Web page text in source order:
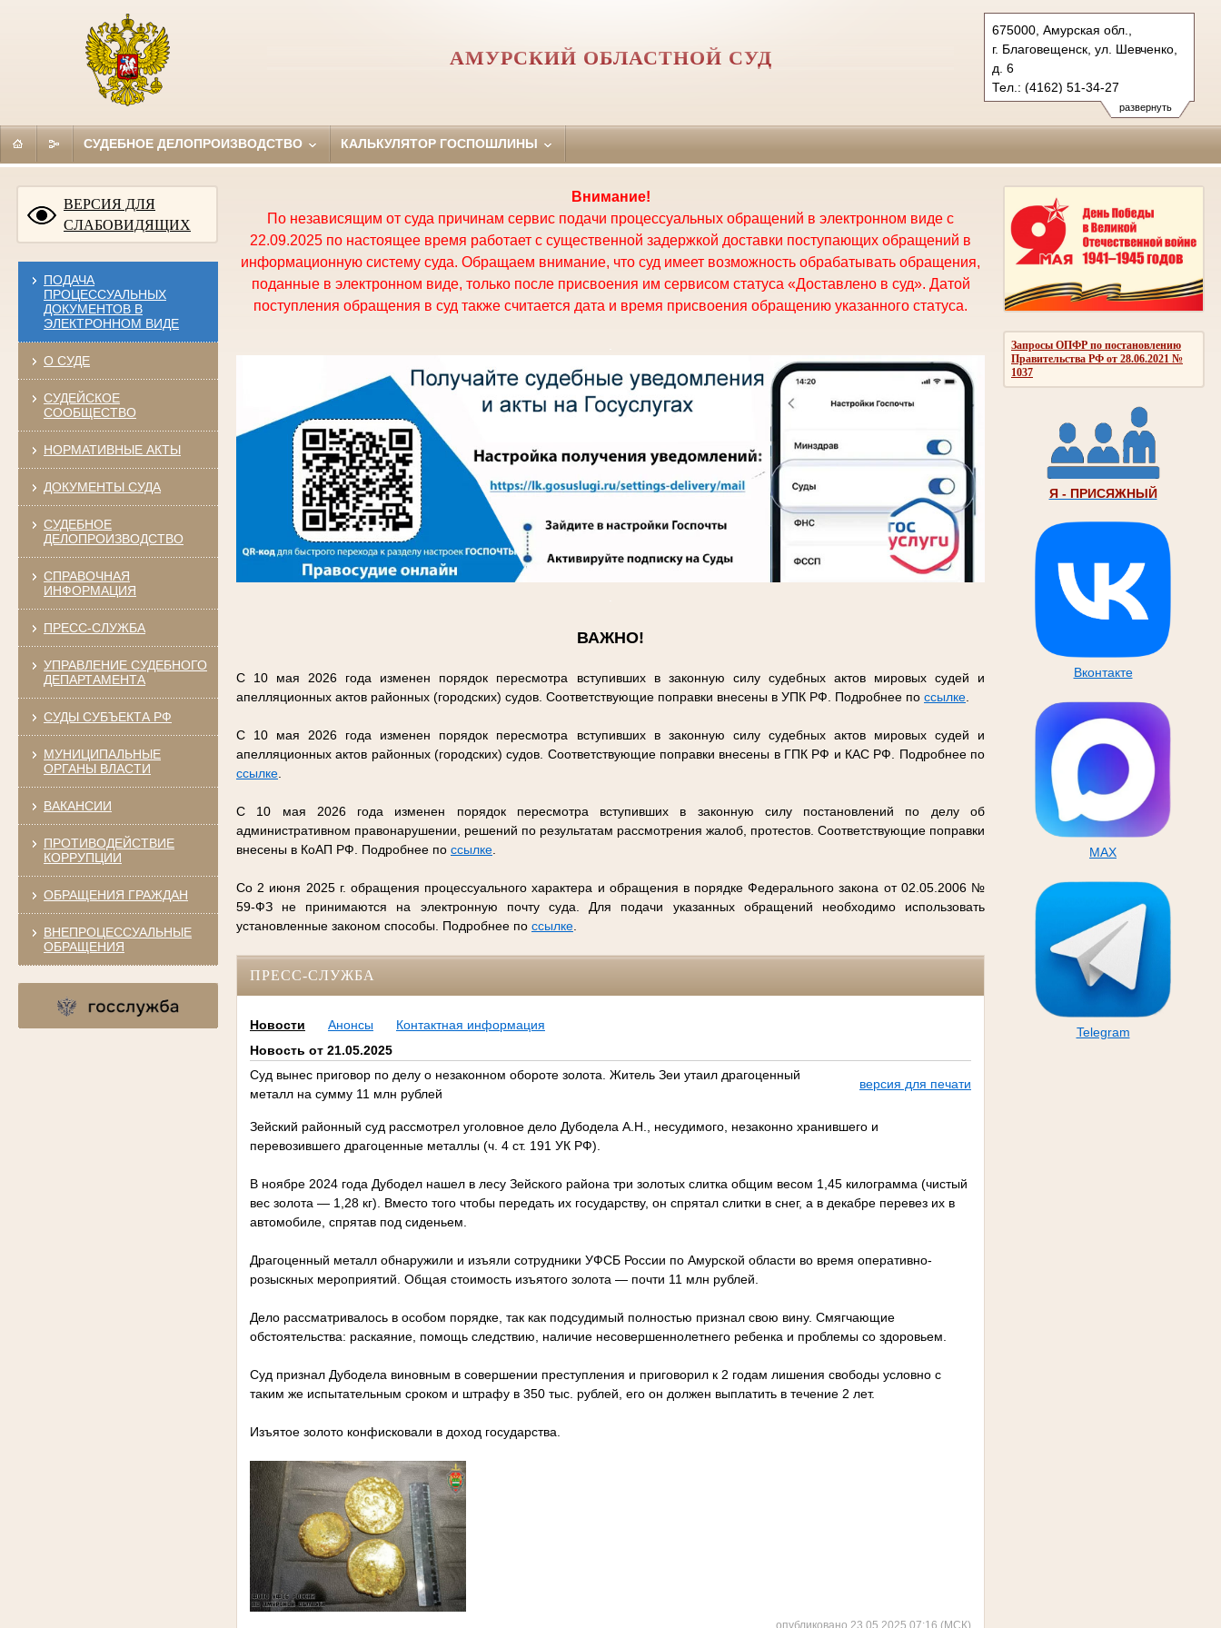
развернуть
675000, Амурская обл.,
г. Благовещенск, ул. Шевченко,
д. 6
Тел.: (4162) 51-34-27
oblsud.amr@sudrf.ru
АМУРСКИЙ ОБЛАСТНОЙ СУД
СУДЕБНОЕ ДЕЛОПРОИЗВОДСТВО КАЛЬКУЛЯТОР ГОСПОШЛИНЫ
ВЕРСИЯ ДЛЯ
СЛАБОВИДЯЩИХ
ПОДАЧА
ПРОЦЕССУАЛЬНЫХ
ДОКУМЕНТОВ В
ЭЛЕКТРОННОМ ВИДЕ
О СУДЕ
СУДЕЙСКОЕ
СООБЩЕСТВО
НОРМАТИВНЫЕ АКТЫ
ДОКУМЕНТЫ СУДА
СУДЕБНОЕ
ДЕЛОПРОИЗВОДСТВО
СПРАВОЧНАЯ
ИНФОРМАЦИЯ
ПРЕСС-СЛУЖБА
УПРАВЛЕНИЕ СУДЕБНОГО
ДЕПАРТАМЕНТА
СУДЫ СУБЪЕКТА РФ
МУНИЦИПАЛЬНЫЕ
ОРГАНЫ ВЛАСТИ
ВАКАНСИИ
ПРОТИВОДЕЙСТВИЕ
КОРРУПЦИИ
ОБРАЩЕНИЯ ГРАЖДАН
ВНЕПРОЦЕССУАЛЬНЫЕ
ОБРАЩЕНИЯ
Запросы ОПФР по постановлению
Правительства РФ от 28.06.2021 №
1037
Я - ПРИСЯЖНЫЙ
Вконтакте
MAX
Telegram
Внимание!
По независящим от суда причинам сервис подачи процессуальных обращений в электронном виде с
22.09.2025 по настоящее время работает с существенной задержкой доставки поступающих обращений в
информационную систему суда. Обращаем внимание, что суд имеет возможность обрабатывать обращения,
поданные в электронном виде, только после присвоения им сервисом статуса «Доставлено в суд». Датой
поступления обращения в суд также считается дата и время присвоения обращению указанного статуса.
ВАЖНО!
С 10 мая 2026 года изменен порядок пересмотра вступивших в законную силу судебных актов мировых судей и
апелляционных актов районных (городских) судов. Соответствующие поправки внесены в УПК РФ. Подробнее по ссылке.
С 10 мая 2026 года изменен порядок пересмотра вступивших в законную силу судебных актов мировых судей и
апелляционных актов районных (городских) судов. Соответствующие поправки внесены в ГПК РФ и КАС РФ. Подробнее по
ссылке.
С 10 мая 2026 года изменен порядок пересмотра вступивших в законную силу постановлений по делу об
административном правонарушении, решений по результатам рассмотрения жалоб, протестов. Соответствующие поправки
внесены в КоАП РФ. Подробнее по ссылке.
Со 2 июня 2025 г. обращения процессуального характера и обращения в порядке Федерального закона от 02.05.2006 №
59-ФЗ не принимаются на электронную почту суда. Для подачи указанных обращений необходимо использовать
установленные законом способы. Подробнее по ссылке.
ПРЕСС-СЛУЖБА
Новости Анонсы
Контактная информация
Новость от 21.05.2025
Суд вынес приговор по делу о незаконном обороте золота. Житель Зеи утаил драгоценный
металл на сумму 11 млн рублей
версия для печати
Зейский районный суд рассмотрел уголовное дело Дубодела А.Н., несудимого, незаконно хранившего и
перевозившего драгоценные металлы (ч. 4 ст. 191 УК РФ).
В ноябре 2024 года Дубодел нашел в лесу Зейского района три золотых слитка общим весом 1,45 килограмма (чистый
вес золота — 1,28 кг). Вместо того чтобы передать их государству, он спрятал слитки в снег, а в декабре перевез их в
автомобиле, спрятав под сиденьем.
Драгоценный металл обнаружили и изъяли сотрудники УФСБ России по Амурской области во время оперативно-
розыскных мероприятий. Общая стоимость изъятого золота — почти 11 млн рублей.
Дело рассматривалось в особом порядке, так как подсудимый полностью признал свою вину. Смягчающие
обстоятельства: раскаяние, помощь следствию, наличие несовершеннолетнего ребенка и проблемы со здоровьем.
Суд признал Дубодела виновным в совершении преступления и приговорил к 2 годам лишения свободы условно с
таким же испытательным сроком и штрафу в 350 тыс. рублей, его он должен выплатить в течение 2 лет.
Изъятое золото конфисковали в доход государства.
опубликовано 23.05.2025 07:16 (МСК)